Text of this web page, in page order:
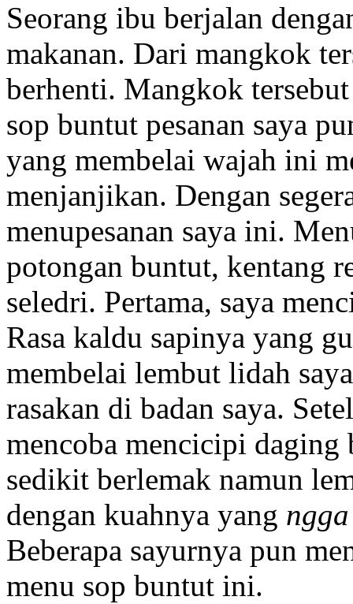
Seorang ibu berjalan
makanan. Dari mangkok
berhenti. Mangkok
sop buntut pesanan saya
yang membelai wajah ini
menjanjikan. Dengan
menupesanan saya ini.
potongan buntut, kentang
seledri. Pertama, saya
Rasa kaldu sapinya yang
membelai lembut lidah
rasakan di badan saya.
mencoba mencicipi
sedikit berlemak namun
dengan kuahnya yang
Beberapa sayurnya pun
menu sop buntut ini.